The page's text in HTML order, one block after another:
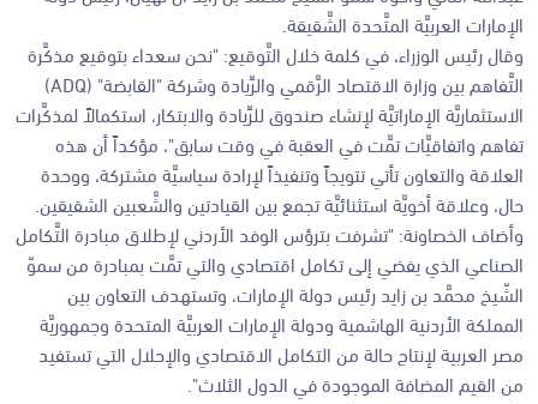
الإمارات العربيَّة المتَّحدة الشَّقيقة.
وقال رئيس الوزراء، في كلمة خلال التَّوقيع: "نحن سعداء بتوقيع مذكَّرة
التَّفاهم بين وزارة الاقتصاد الرَّقمي والرِّيادة وشركة "القابضة" (ADQ)
الاستثماريَّة الإماراتيَّة لإنشاء صندوق للرِّيادة والابتكار، استكمالاً لمذكَّرات
تفاهم واتفاقيَّات تمَّت في العقبة في وقت سابق"، مؤكداً أن هذه
العلاقة والتعاون تأتي تتويجاً وتنفيذاً لإرادة سياسيَّة مشتركة، ووحدة
حال، وعلاقة أخويَّة استثنائيَّة تجمع بين القيادتين والشَّعبين الشقيقين.
وأضاف الخصاونة: "تشرفت بترؤس الوفد الأردني لإطلاق مبادرة التَّكامل
الصناعي الذي يفضي إلى تكامل اقتصادي والتي تمَّت بمبادرة من سموّ
الشّيخ محمَّد بن زايد رئيس دولة الإمارات، وتستهدف التعاون بين
المملكة الأردنية الهاشمية ودولة الإمارات العربيَّة المتحدة وجمهوريَّة
مصر العربية لإنتاج حالة من التكامل الاقتصادي والإحلال التي تستفيد
من القيم المضافة الموجودة في الدول الثلاث".